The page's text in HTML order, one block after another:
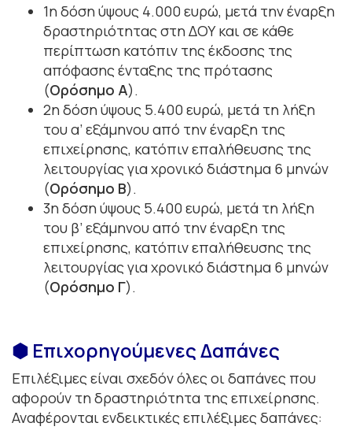
1η δόση ύψους 4.000 ευρώ, μετά την έναρξη
δραστηριότητας στη ΔΟΥ και σε κάθε
περίπτωση κατόπιν της έκδοσης της
απόφασης ένταξης της πρότασης
(Ορόσημο Α).
2η δόση ύψους 5.400 ευρώ, μετά τη λήξη
του α’ εξάμηνου από την έναρξη της
επιχείρησης, κατόπιν επαλήθευσης της
λειτουργίας για χρονικό διάστημα 6 μηνών
(Ορόσημο Β).
3η δόση ύψους 5.400 ευρώ, μετά τη λήξη
του β’ εξάμηνου από την έναρξη της
επιχείρησης, κατόπιν επαλήθευσης της
λειτουργίας για χρονικό διάστημα 6 μηνών
(Ορόσημο Γ).
⬢ Επιχορηγούμενες Δαπάνες
Επιλέξιμες είναι σχεδόν όλες οι δαπάνες που
αφορούν τη δραστηριότητα της επιχείρησης.
Αναφέρονται ενδεικτικές επιλέξιμες δαπάνες: